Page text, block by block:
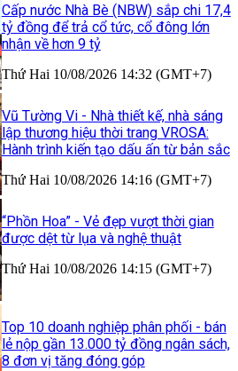
Cấp nước Nhà Bè (NBW) sắp chi 17,4
tỷ đồng để trả cổ tức, cổ đông lớn
nhận về hơn 9 tỷ
Thứ Hai 10/08/2026 14:32 (GMT+7)
Vũ Tường Vi - Nhà thiết kế, nhà sáng
lập thương hiệu thời trang VROSA:
Hành trình kiến tạo dấu ấn từ bản sắc
Thứ Hai 10/08/2026 14:16 (GMT+7)
“Phồn Hoa” - Vẻ đẹp vượt thời gian
được dệt từ lụa và nghệ thuật
Thứ Hai 10/08/2026 14:15 (GMT+7)
Top 10 doanh nghiệp phân phối - bán
lẻ nộp gần 13.000 tỷ đồng ngân sách,
8 đơn vị tăng đóng góp